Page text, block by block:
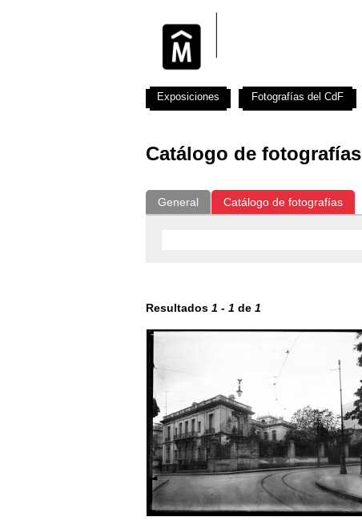
Catálogo de fotografías
General Catálogo de fotografías
Resultados 1 - 1 de 1
Exposiciones Fotografías del CdF